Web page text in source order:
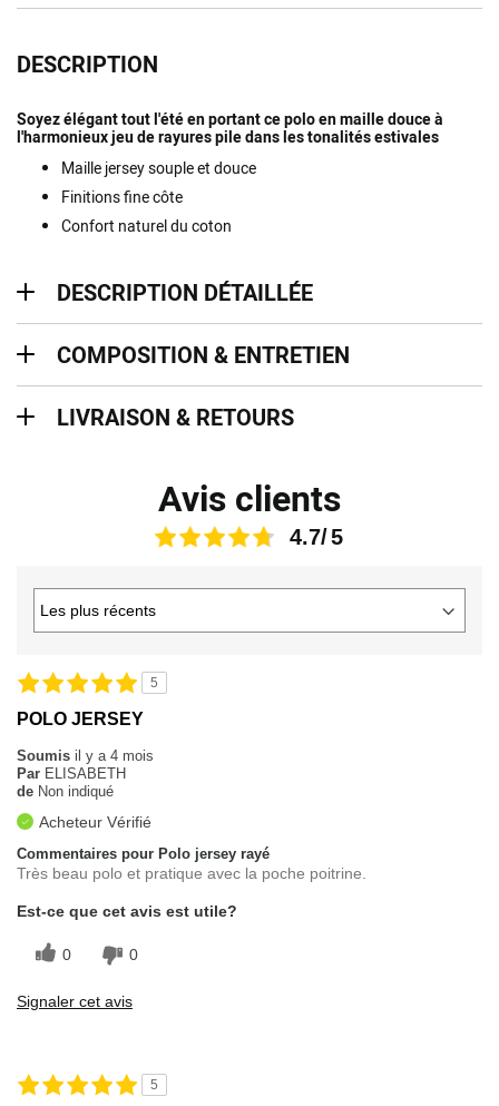
DESCRIPTION
Soyez élégant tout l'été en portant ce polo en maille douce à
l'harmonieux jeu de rayures pile dans les tonalités estivales
Maille jersey souple et douce
Finitions fine côte
Confort naturel du coton
DESCRIPTION DÉTAILLÉE
COMPOSITION & ENTRETIEN
LIVRAISON & RETOURS
Avis clients
4.7
5
POLO JERSEY
Soumis il y a 4 mois
Par ELISABETH
de Non indiqué
Acheteur Vérifié
Commentaires pour Polo jersey rayé
Très beau polo et pratique avec la poche poitrine.
Est-ce que cet avis est utile?
0 0
Signaler cet avis
5